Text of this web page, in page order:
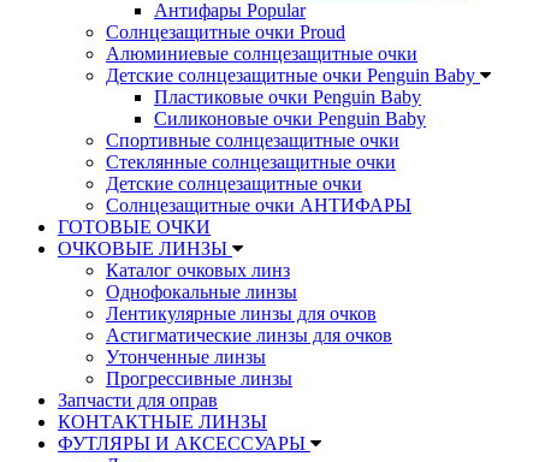
Aнтифары Popular
Солнцезащитные очки Proud
Алюминиевые солнцезащитные очки
Детские солнцезащитные очки Penguin Baby
Пластиковые очки Penguin Baby
Силиконовые очки Penguin Baby
Спортивные солнцезащитные очки
Стеклянные солнцезащитные очки
Детские солнцезащитные очки
Солнцезащитные очки АНТИФАРЫ
ГОТОВЫЕ ОЧКИ
ОЧКОВЫЕ ЛИНЗЫ
Каталог очковых линз
Однофокальные линзы
Лентикулярные линзы для очков
Астигматические линзы для очков
Утонченные линзы
Прогрессивные линзы
Запчасти для оправ
КОНТАКТНЫЕ ЛИНЗЫ
ФУТЛЯРЫ И АКСЕССУАРЫ